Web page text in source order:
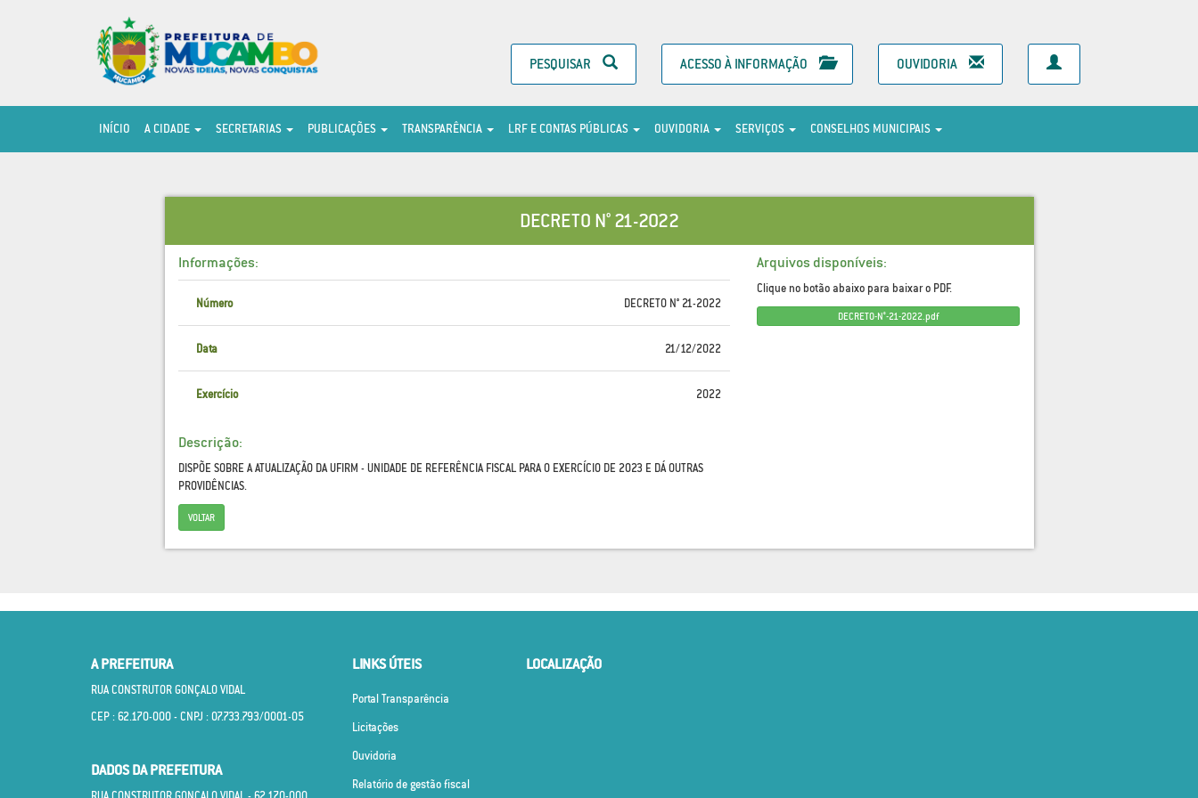
PESQUISAR ACESSO À INFORMAÇÃO OUVIDORIA
INÍCIO A CIDADE SECRETARIAS PUBLICAÇÕES TRANSPARÊNCIA LRF E CONTAS PÚBLICAS OUVIDORIA SERVIÇOS CONSELHOS MUNICIPAIS
DECRETO N° 21-2022
Informações:
Número DECRETO N° 21-2022
Data 21/12/2022
Exercício 2022
Descrição:
DISPÕE SOBRE A ATUALIZAÇÃO DA UFIRM - UNIDADE DE REFERÊNCIA FISCAL PARA O EXERCÍCIO DE 2023 E DÁ OUTRAS
PROVIDÊNCIAS.
VOLTAR
Arquivos disponíveis:
Clique no botão abaixo para baixar o PDF.
DECRETO-N°-21-2022.pdf
A PREFEITURA
RUA CONSTRUTOR GONÇALO VIDAL
CEP : 62.170­-000 - CNPJ : 07.733.793/0001­-05
DADOS DA PREFEITURA
LINKS ÚTEIS
Portal Transparência
Licitações
Ouvidoria
Relatório de gestão fiscal
LOCALIZAÇÃO